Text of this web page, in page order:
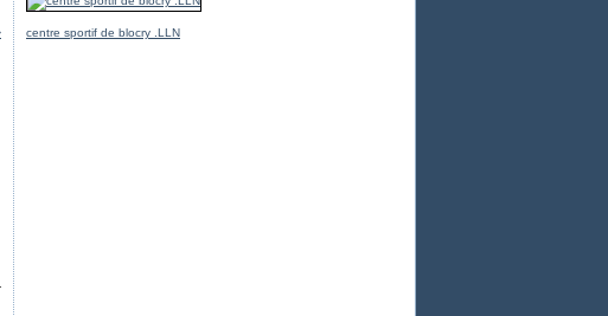
centre sportif de blocry .LLN